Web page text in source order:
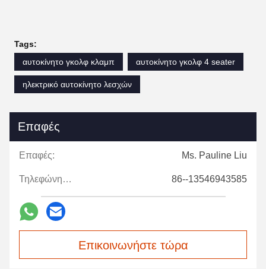
Tags:
αυτοκίνητο γκολφ κλαμπ
αυτοκίνητο γκολφ 4 seater
ηλεκτρικό αυτοκίνητο λεσχών
Επαφές
Επαφές: Ms. Pauline Liu
Τηλεφώνημα: 86--13546943585
Επικοινωνήστε τώρα